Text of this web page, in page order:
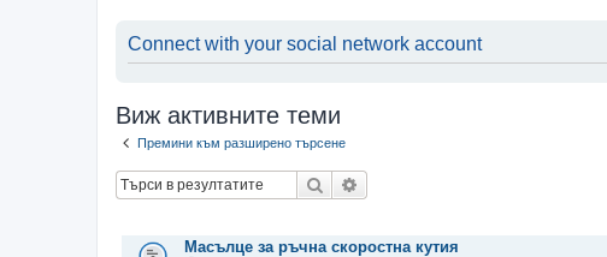
Connect with your social network account
Виж активните теми
Премини към разширено търсене
Търсене
Масълце за ръчна скоростна кутия